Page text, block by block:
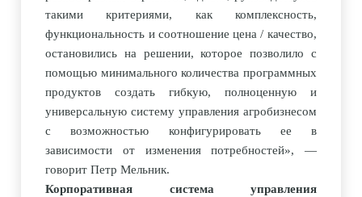
такими критериями, как комплексность,
функциональность и соотношение цена / качество,
остановились на решении, которое позволило с
помощью минимального количества программных
продуктов создать гибкую, полноценную и
универсальную систему управления агробизнесом
с возможностью конфигурировать ее в
зависимости от изменения потребностей», —
говорит Петр Мельник.
Корпоративная система управления